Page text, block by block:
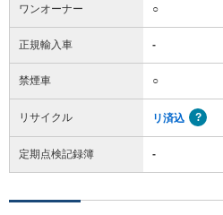
ワンオーナー ○
正規輸入車 -
禁煙車 ○
リサイクル リ済込
定期点検記録簿 -